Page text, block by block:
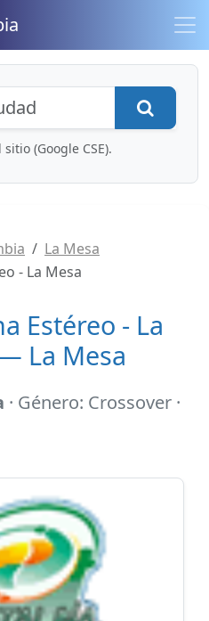
y contenidos
(Google CSE).
La Mesa
- La Mesa
Estéreo - La
La Mesa
· Género: Crossover ·